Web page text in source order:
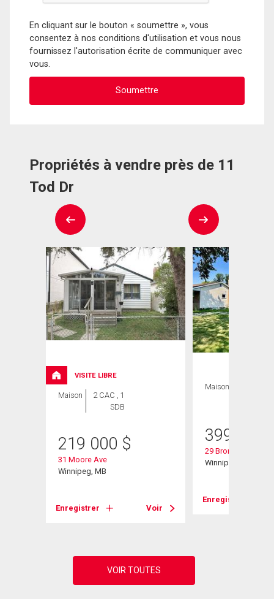
En cliquant sur le bouton « soumettre », vous
consentez à nos conditions d'utilisation et vous nous
fournissez l'autorisation écrite de communiquer avec
vous.
Propriétés à vendre près de 11
Tod Dr
VISITE LIBRE
Maison
2 CAC , 1
SDB
219 000 $
31 Moore Ave
Winnipeg, MB
Enregistrer Voir
Maison
399 900
29 Bronstone Blvd
Winnipeg, MB
Enregistrer